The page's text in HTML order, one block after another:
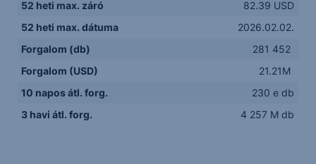
52 heti max. záró
82.39 USD
52 heti max. dátuma
2026.02.02.
Forgalom (db)
281 452
Forgalom (USD)
21.21M
10 napos átl. forg.
230 e db
3 havi átl. forg.
4 257 M db